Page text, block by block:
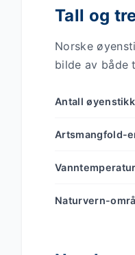
Tall og
Norske
bilde av både
Antall
Artsmangfold-
Naturvern-